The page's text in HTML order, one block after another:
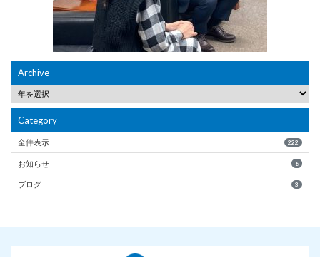
Archive
Category
全件表示 222
お知らせ 6
ブログ 3